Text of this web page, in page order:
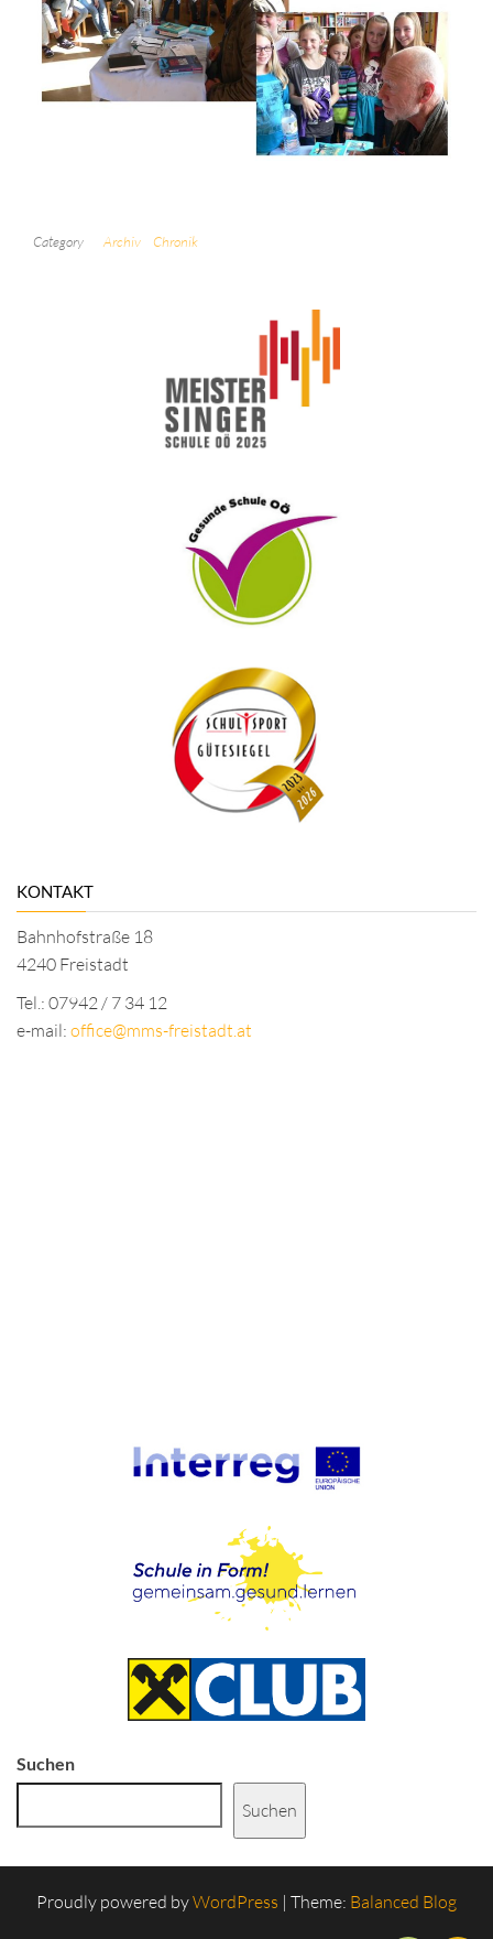
Category Archiv Chronik
KONTAKT
Bahnhofstraße 18
4240 Freistadt
Tel.: 07942 / 7 34 12
e-mail: office@mms-freistadt.at
Suchen
Suchen
Proudly powered byWordPress | Theme: Balanced Blog